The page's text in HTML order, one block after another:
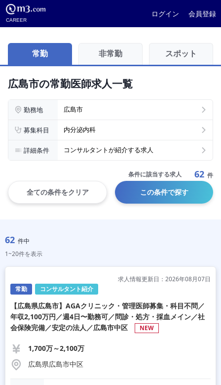
CAREER
ログイン 会員登録
常勤 非常勤 スポット
広島市の常勤医師求人一覧
勤務地 広島市
募集科目 内分泌内科
詳細条件 コンサルタントが紹介する求人
条件に該当する求人 62 件
全ての条件をクリア この条件で探す
62 件中
1~20件を表示
常勤 コンサルタント紹介
求人情報更新日：2026年08月07日
【広島県広島市】AGAクリニック・管理医師募集・科目不問／
年収2,100万円／週4日〜勤務可／問診・処方・採血メイン／社
会保険完備／安定の法人／広島市中区
NEW
1,700万～2,100万
広島県広島市中区